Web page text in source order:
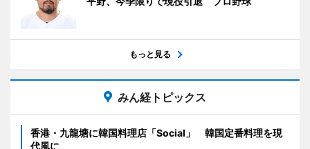
もっと見る
みん経トピックス
香港・九龍塘に韓国料理店「Social」 韓国定番料理を現
代風に